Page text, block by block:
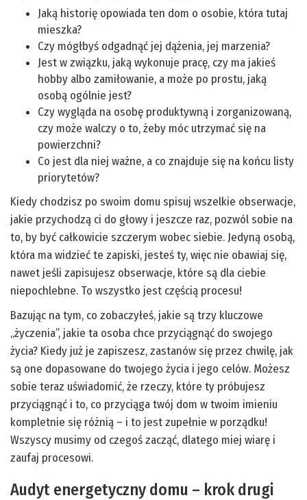
Jaką historię opowiada ten dom o osobie, która tutaj
mieszka?
Czy mógłbyś odgadnąć jej dążenia, jej marzenia?
Jest w związku, jaką wykonuje pracę, czy ma jakieś
hobby albo zamiłowanie, a może po prostu, jaką
osobą ogólnie jest?
Czy wygląda na osobę produktywną i zorganizowaną,
czy może walczy o to, żeby móc utrzymać się na
powierzchni?
Co jest dla niej ważne, a co znajduje się na końcu listy
priorytetów?
Kiedy chodzisz po swoim domu spisuj wszelkie obserwacje,
jakie przychodzą ci do głowy i jeszcze raz, pozwól sobie na
to, by być całkowicie szczerym wobec siebie. Jedyną osobą,
która ma widzieć te zapiski, jesteś ty, więc nie obawiaj się,
nawet jeśli zapisujesz obserwacje, które są dla ciebie
niepochlebne. To wszystko jest częścią procesu!
Bazując na tym, co zobaczyłeś, jakie są trzy kluczowe
„życzenia”, jakie ta osoba chce przyciągnąć do swojego
życia? Kiedy już je zapiszesz, zastanów się przez chwilę, jak
są one dopasowane do twojego życia i jego celów. Możesz
sobie teraz uświadomić, że rzeczy, które ty próbujesz
przyciągnąć i to, co przyciąga twój dom w twoim imieniu
kompletnie się różnią – i to jest zupełnie w porządku!
Wszyscy musimy od czegoś zacząć, dlatego miej wiarę i
zaufaj procesowi.
Audyt energetyczny domu – krok drugi